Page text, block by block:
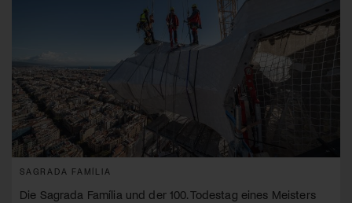
SAGRADA FAMÍLIA
Die Sagrada Família und der 100. Todestag eines Meisters